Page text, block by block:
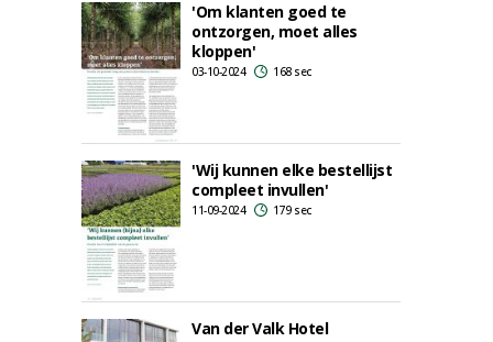
'Om klanten goed te
ontzorgen, moet alles
kloppen'
03-10-2024 168 sec
'Wij kunnen elke bestellijst
compleet invullen'
11-09-2024 179 sec
Van der Valk Hotel